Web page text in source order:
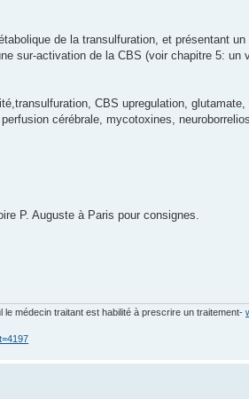
de la transulfuration, et présentant
sur-activation de la CBS (voir chapitre 5:
CBS upregulation,
cérébrale, mycotoxines,
P. Auguste à Paris pour consignes.
le médecin traitant est habilité à prescrire un traitement-